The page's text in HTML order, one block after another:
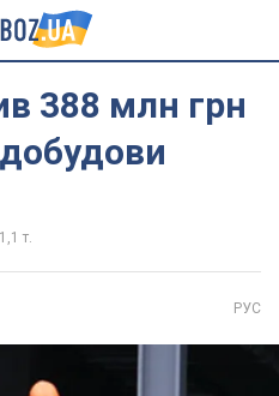
388 млн грн
1,1 т.
РУС